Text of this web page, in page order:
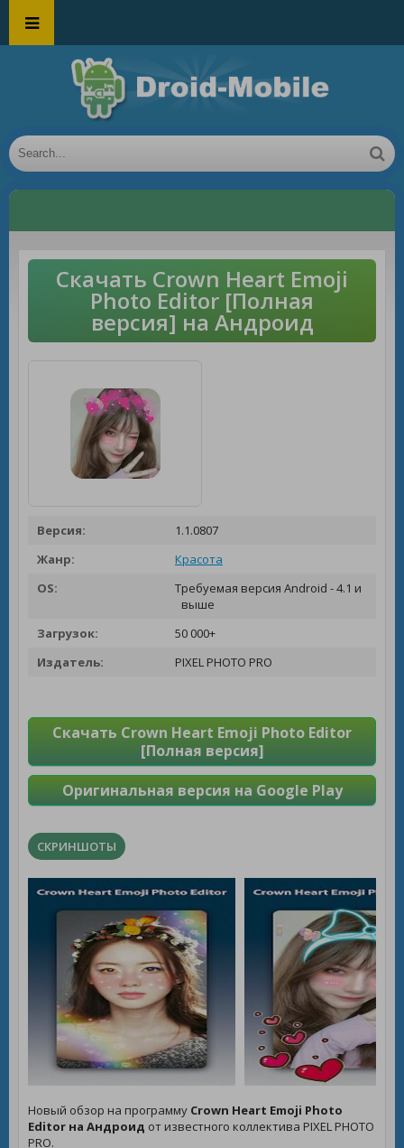
Скачать Crown Heart Emoji
Photo Editor [Полная
версия] на Андроид
Версия:
1.1.0807
Жанр:
Красота
OS:
Требуемая версия Android - 4.1 и
выше
Загрузок:
50 000+
Издатель:
PIXEL PHOTO PRO
Скачать Crown Heart Emoji Photo Editor
[Полная версия]
Оригинальная версия на Google Play
СКРИНШОТЫ
Новый обзор на программу Crown Heart Emoji Photo
Editor на Андроид от известного коллектива PIXEL PHOTO
PRO.